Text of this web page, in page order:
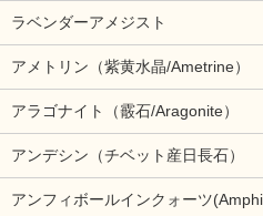
ラベンダーアメジスト
アメトリン（紫黄水晶/Ametrine）
アラゴナイト（霰石/Aragonite）
アンデシン（チベット産日長石）
アンフィボールインクォーツ